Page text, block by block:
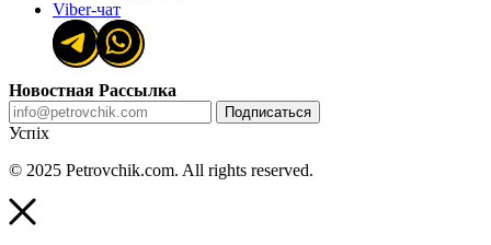
Viber-чат
Новостная Рассылка
Подписаться
Успіх
© 2025 Petrovchik.com. All rights reserved.